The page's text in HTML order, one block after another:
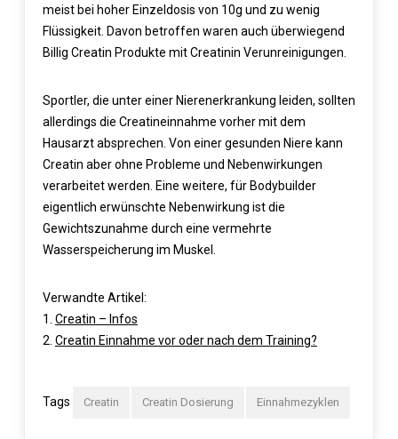
meist bei hoher Einzeldosis von 10g und zu wenig
Flüssigkeit. Davon betroffen waren auch überwiegend
Billig Creatin Produkte mit Creatinin Verunreinigungen.
Sportler, die unter einer Nierenerkrankung leiden, sollten
allerdings die Creatineinnahme vorher mit dem
Hausarzt absprechen. Von einer gesunden Niere kann
Creatin aber ohne Probleme und Nebenwirkungen
verarbeitet werden. Eine weitere, für Bodybuilder
eigentlich erwünschte Nebenwirkung ist die
Gewichtszunahme durch eine vermehrte
Wasserspeicherung im Muskel.
Verwandte Artikel:
1. Creatin – Infos
2. Creatin Einnahme vor oder nach dem Training?
Tags Creatin Creatin Dosierung Einnahmezyklen